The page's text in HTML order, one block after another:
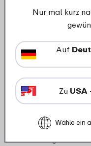
Kunststoff-
Bei Mepal kannst du
Deckel ist ideal zum
Flüssigkeiten,
Glas-Messbecher
Nur mal kurz
Auf
Zu USA